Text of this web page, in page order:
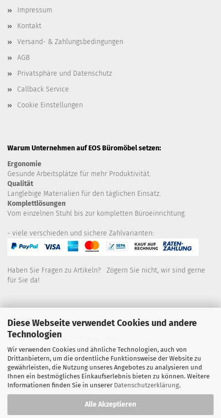
Diese Webseite verwendet Cookies und andere
Technologien
Wir verwenden Cookies und ähnliche Technologien, auch von
Drittanbietern, um die ordentliche Funktionsweise der Website zu
gewährleisten, die Nutzung unseres Angebotes zu analysieren und
Ihnen ein bestmögliches Einkaufserlebnis bieten zu können. Weitere
Informationen finden Sie in unserer Datenschutzerklärung.
Alle Akzeptieren
Impressum
Kontakt
Versand- & Zahlungsbedingungen
AGB
Privatsphäre und Datenschutz
Callback Service
Cookie Einstellungen
Warum Unternehmen auf EOS Büromöbel setzen:
Ergonomie
Gesunde Arbeitsplätze für mehr Produktivität.
Qualität
Langlebige Materialien für den täglichen Einsatz.
Komplettlösungen
Vom einzelnen Stuhl bis zur kompletten Büroeinrichtung.
- viele verschieden und sichere Zahlvarianten:
Haben Sie Fragen zu Artikeln? Zögern Sie nicht, wir sind gerne
für Sie da!
Kontakt
Wir sind für Sie wie folgt erreichbar:
Montag bis Donnerstag von 9 bis 16 Uhr
Telefon: 02445-8517300
Email: office@eosgroup.de